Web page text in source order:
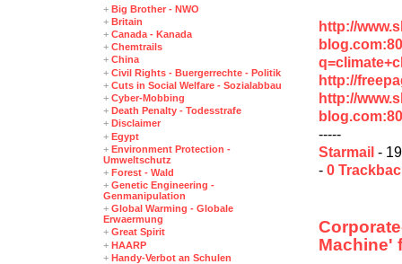
http://
http://
http://
-----
Starmail -
- 0
Machine'
+ Big Brother - NWO
+ Britain
+ Canada - Kanada
+ Chemtrails
+ China
+ Civil Rights - Buergerrechte - Politik
+ Cuts in Social Welfare - Sozialabbau
+ Cyber-Mobbing
+ Death Penalty - Todesstrafe
+ Disclaimer
+ Egypt
+ Environment Protection -
Umweltschutz
+ Forest - Wald
+ Genetic Engineering -
Genmanipulation
+ Global Warming - Globale
Erwaermung
+ Great Spirit
+ HAARP
+ Handy-Verbot an Schulen